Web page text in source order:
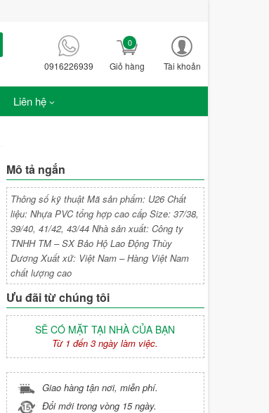
0916226939 Giỏ hàng
0
Tài khoản
Liên hệ
Mô tả ngắn
Thông số kỹ thuật Mã sản phẩm: U26 Chất
liệu: Nhựa PVC tổng hợp cao cấp Size: 37/38,
39/40, 41/42, 43/44 Nhà sản xuất: Công ty
TNHH TM – SX Bảo Hộ Lao Động Thùy
Dương Xuất xứ: Việt Nam – Hàng Việt Nam
chất lượng cao
Ưu đãi từ chúng tôi
SẼ CÓ MẶT TẠI NHÀ CỦA BẠN
Từ 1 đến 3 ngày làm việc.
Giao hàng tận nơi, miễn phí.
Đổi mới trong vòng 15 ngày.